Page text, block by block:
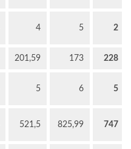
4 5 2
201,59 173 228
5 6 5
521,5 825,99 747